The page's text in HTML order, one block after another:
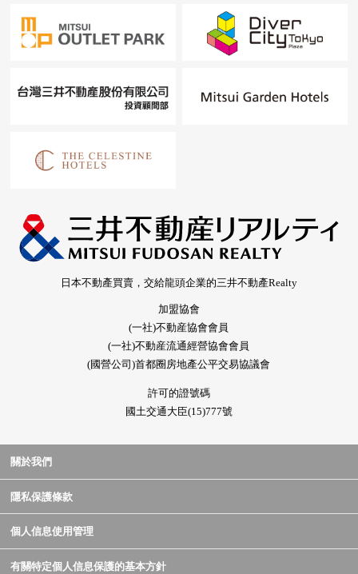
日本不動產買賣，交給龍頭企業的三井不動產Realty
加盟協會
(一社)不動産協會會員
(一社)不動産流通經營協會會員
(國營公司)首都圈房地產公平交易協議會
許可的證號碼
國土交通大臣(15)777號
關於我們
隱私保護條款
個人信息使用管理
有關特定個人信息保護的基本方針